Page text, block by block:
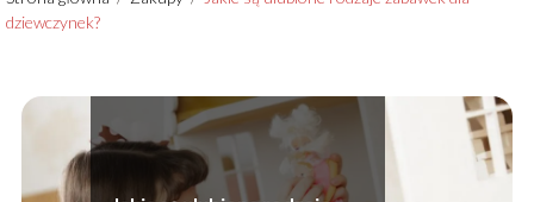
dziewczynek?